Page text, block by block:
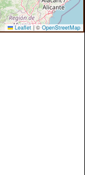
Leaflet | © OpenStreetMap